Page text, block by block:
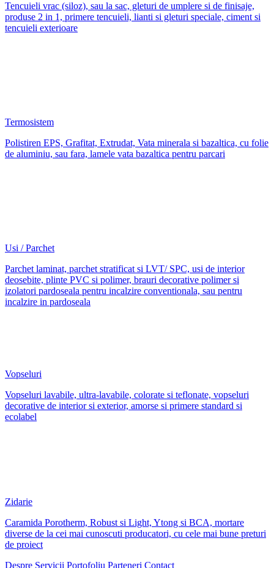
Tencuieli vrac (siloz), sau la sac, gleturi de umplere si de finisaje,
produse 2 in 1, primere tencuieli, lianti si gleturi speciale, ciment si
tencuieli exterioare
Termosistem
Polistiren EPS, Grafitat, Extrudat, Vata minerala si bazaltica, cu folie
de aluminiu, sau fara, lamele vata bazaltica pentru parcari
Usi / Parchet
Parchet laminat, parchet stratificat si LVT/ SPC, usi de interior
deosebite, plinte PVC si polimer, brauri decorative polimer si
izolatori pardoseala pentru incalzire conventionala, sau pentru
incalzire in pardoseala
Vopseluri
Vopseluri lavabile, ultra-lavabile, colorate si teflonate, vopseluri
decorative de interior si exterior, amorse si primere standard si
ecolabel
Zidarie
Caramida Porotherm, Robust si Light, Ytong si BCA, mortare
diverse de la cei mai cunoscuti producatori, cu cele mai bune preturi
de proiect
Despre Servicii Portofoliu Parteneri Contact